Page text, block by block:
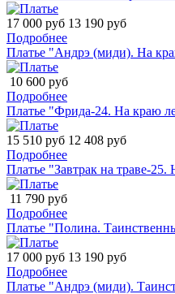
17 000 руб 13 190 руб
Подробнее
Платье "Андрэ (миди). На
10 600 руб
Подробнее
Платье "Фрида-24. На краю
15 510 руб 12 408 руб
Подробнее
Платье "Завтрак на траве-
11 790 руб
Подробнее
Платье "Полина.
17 000 руб 13 190 руб
Подробнее
Платье "Андрэ (миди).